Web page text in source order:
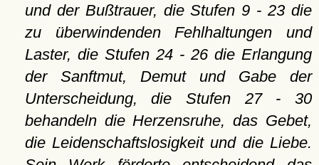
und der Bußtrauer, die Stufen 9 - 23 die
zu überwindenden Fehlhaltungen und
Laster, die Stufen 24 - 26 die Erlangung
der Sanftmut, Demut und Gabe der
Unterscheidung, die Stufen 27 - 30
behandeln die Herzensruhe, das Gebet,
die Leidenschaftslosigkeit und die Liebe.